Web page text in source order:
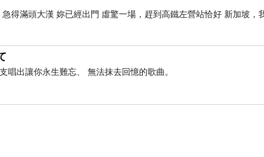
得滿頭大漢 妳已經出門 虛驚一場，趕到高鐵左營站恰好 新加坡，
唱出讓你永生難忘、 無法抹去回憶的歌曲。